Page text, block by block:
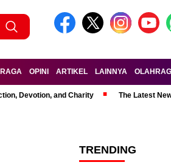
OPINI ARTIKEL LAINNYA
Devotion, and Charity The Latest
TRENDING